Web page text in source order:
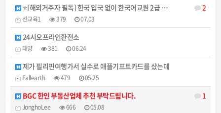
2
⭐[해외거주자 필독] 한국 입국 없이 한국어교원 2급 …
선교육1 379 07.03
24시오프라인환전소
태양 381 06.24
제가 필리핀여행가서 실수로 애플기프트카드를 샀는데
Fallearth 479 05.25
1
BGC 한인 부동산업체 추천 부탁드립니다.
JonghoLee 666 05.08